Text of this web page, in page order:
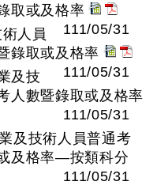
取或及格率
111/05/31
人員
錄取或及格率
111/05/31
及技
人數暨錄取或及格率
111/05/31
及技術人員普通考
及格率—按類科分
111/05/31